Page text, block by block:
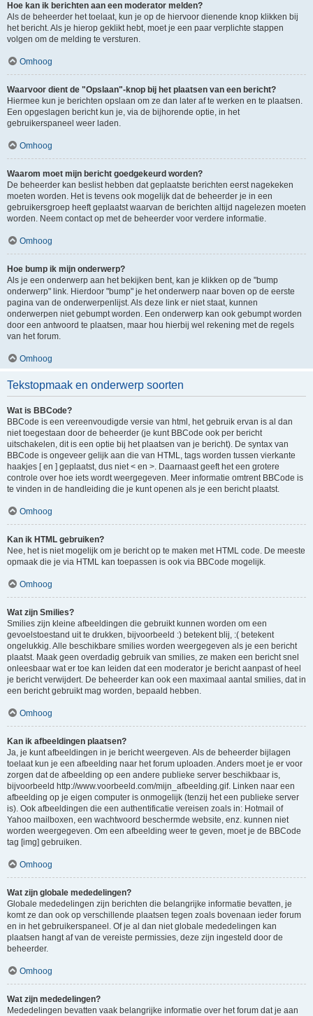
Hoe kan ik berichten aan een moderator melden?
Als de beheerder het toelaat, kun je op de hiervoor dienende knop klikken bij
het bericht. Als je hierop geklikt hebt, moet je een paar verplichte stappen
volgen om de melding te versturen.
Omhoog
Waarvoor dient de "Opslaan"-knop bij het plaatsen van een bericht?
Hiermee kun je berichten opslaan om ze dan later af te werken en te plaatsen.
Een opgeslagen bericht kun je, via de bijhorende optie, in het
gebruikerspaneel weer laden.
Omhoog
Waarom moet mijn bericht goedgekeurd worden?
De beheerder kan beslist hebben dat geplaatste berichten eerst nagekeken
moeten worden. Het is tevens ook mogelijk dat de beheerder je in een
gebruikersgroep heeft geplaatst waarvan de berichten altijd nagelezen moeten
worden. Neem contact op met de beheerder voor verdere informatie.
Omhoog
Hoe bump ik mijn onderwerp?
Als je een onderwerp aan het bekijken bent, kan je klikken op de "bump
onderwerp" link. Hierdoor "bump" je het onderwerp naar boven op de eerste
pagina van de onderwerpenlijst. Als deze link er niet staat, kunnen
onderwerpen niet gebumpt worden. Een onderwerp kan ook gebumpt worden
door een antwoord te plaatsen, maar hou hierbij wel rekening met de regels
van het forum.
Omhoog
Tekstopmaak en onderwerp soorten
Wat is BBCode?
BBCode is een vereenvoudigde versie van html, het gebruik ervan is al dan
niet toegestaan door de beheerder (je kunt BBCode ook per bericht
uitschakelen, dit is een optie bij het plaatsen van je bericht). De syntax van
BBCode is ongeveer gelijk aan die van HTML, tags worden tussen vierkante
haakjes [ en ] geplaatst, dus niet < en >. Daarnaast geeft het een grotere
controle over hoe iets wordt weergegeven. Meer informatie omtrent BBCode is
te vinden in de handleiding die je kunt openen als je een bericht plaatst.
Omhoog
Kan ik HTML gebruiken?
Nee, het is niet mogelijk om je bericht op te maken met HTML code. De meeste
opmaak die je via HTML kan toepassen is ook via BBCode mogelijk.
Omhoog
Wat zijn Smilies?
Smilies zijn kleine afbeeldingen die gebruikt kunnen worden om een
gevoelstoestand uit te drukken, bijvoorbeeld :) betekent blij, :( betekent
ongelukkig. Alle beschikbare smilies worden weergegeven als je een bericht
plaatst. Maak geen overdadig gebruik van smilies, ze maken een bericht snel
onleesbaar wat er toe kan leiden dat een moderator je bericht aanpast of heel
je bericht verwijdert. De beheerder kan ook een maximaal aantal smilies, dat in
een bericht gebruikt mag worden, bepaald hebben.
Omhoog
Kan ik afbeeldingen plaatsen?
Ja, je kunt afbeeldingen in je bericht weergeven. Als de beheerder bijlagen
toelaat kun je een afbeelding naar het forum uploaden. Anders moet je er voor
zorgen dat de afbeelding op een andere publieke server beschikbaar is,
bijvoorbeeld http://www.voorbeeld.com/mijn_afbeelding.gif. Linken naar een
afbeelding op je eigen computer is onmogelijk (tenzij het een publieke server
is). Ook afbeeldingen die een authentificatie vereisen zoals in: Hotmail of
Yahoo mailboxen, een wachtwoord beschermde website, enz. kunnen niet
worden weergegeven. Om een afbeelding weer te geven, moet je de BBCode
tag [img] gebruiken.
Omhoog
Wat zijn globale mededelingen?
Globale mededelingen zijn berichten die belangrijke informatie bevatten, je
komt ze dan ook op verschillende plaatsen tegen zoals bovenaan ieder forum
en in het gebruikerspaneel. Of je al dan niet globale mededelingen kan
plaatsen hangt af van de vereiste permissies, deze zijn ingesteld door de
beheerder.
Omhoog
Wat zijn mededelingen?
Mededelingen bevatten vaak belangrijke informatie over het forum dat je aan